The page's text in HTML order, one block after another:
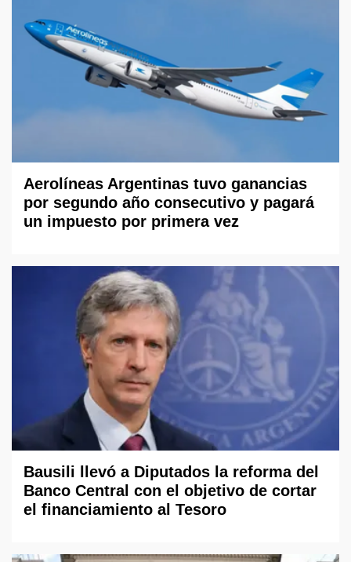
Aerolíneas Argentinas tuvo ganancias
por segundo año consecutivo y pagará
un impuesto por primera vez
Bausili llevó a Diputados la reforma del
Banco Central con el objetivo de cortar
el financiamiento al Tesoro